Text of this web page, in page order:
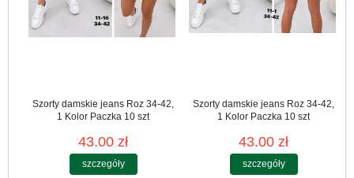
Szorty damskie jeans Roz 34-42,
1 Kolor Paczka 10 szt
43.00 zł
szczegóły
Szorty damskie jeans Roz 34-42,
1 Kolor Paczka 10 szt
43.00 zł
szczegóły